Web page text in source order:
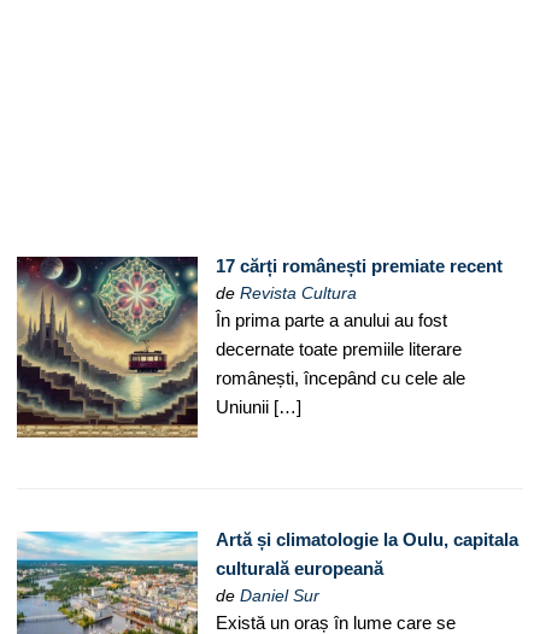
17 cărți românești premiate recent
deRevista Cultura
În prima parte a anului au fost
decernate toate premiile literare
românești, începând cu cele ale
Uniunii […]
Artă și climatologie la Oulu, capitala
culturală europeană
deDaniel Sur
Există un oraș în lume care se